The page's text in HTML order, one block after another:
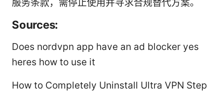
服务条款，需停止使用并寻求合规替代方案。
Sources:
Does nordvpn app have an ad blocker yes
heres how to use it
How to Completely Uninstall Ultra VPN Step